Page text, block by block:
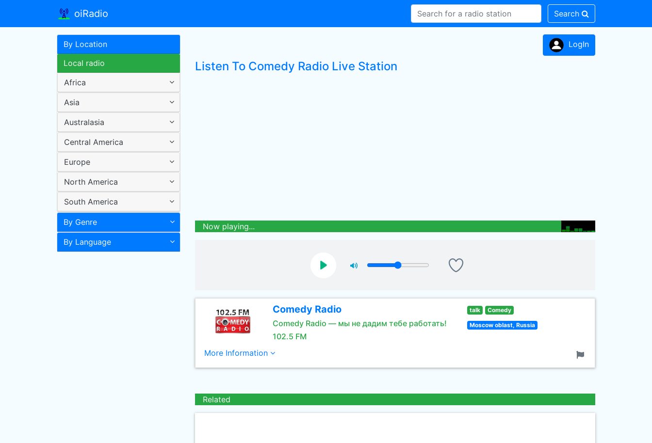
oiRadio Search
By Location
Local radio
Africa
Asia
Australasia
Central America
Europe
North America
South America
By Genre
By Language
LogIn
Listen To Comedy Radio Live Station
Now playing...
Comedy Radio
Comedy Radio — мы не дадим тебе работать!
102.5 FM
talk Comedy
Moscow oblast, Russia
More Information
Related